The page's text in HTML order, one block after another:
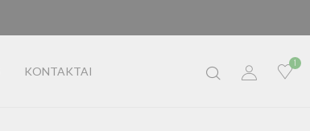
KONTAKTAI
1